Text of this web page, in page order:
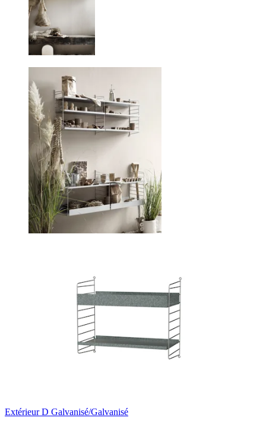
Extérieur D Galvanisé/Galvanisé